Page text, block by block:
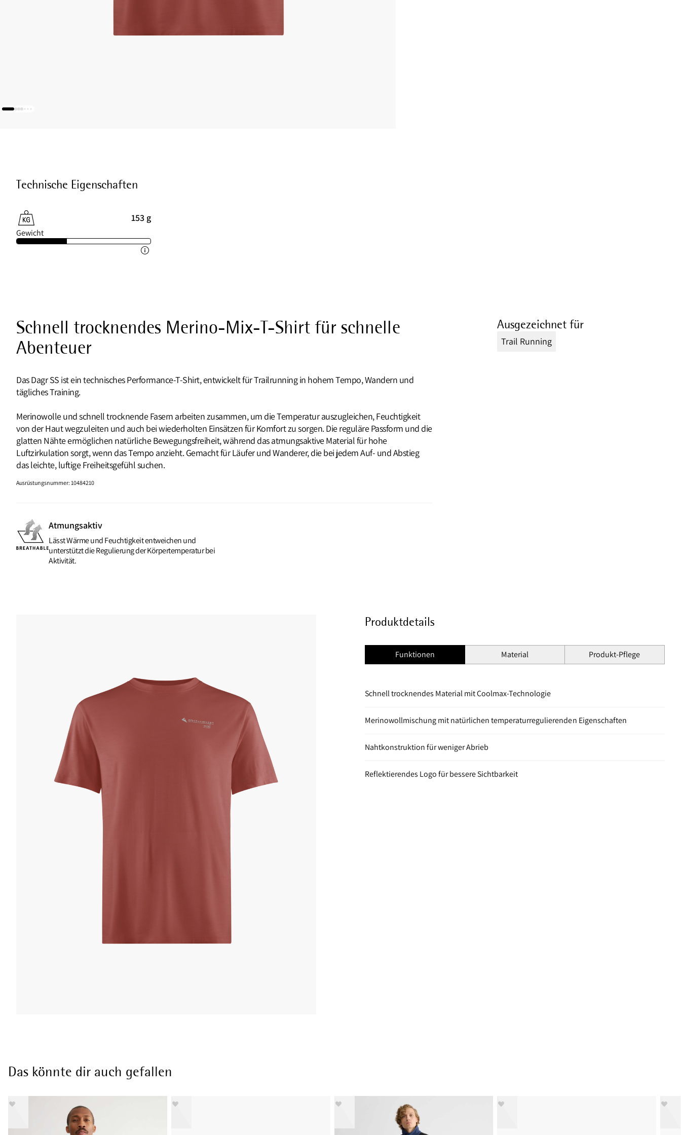
Technische Eigenschaften
153 g
Gewicht
Schnell trocknendes Merino-Mix-T-Shirt für schnelle
Abenteuer
Das Dagr SS ist ein technisches Performance-T-Shirt, entwickelt für Trailrunning in hohem Tempo, Wandern und
tägliches Training.
Merinowolle und schnell trocknende Fasern arbeiten zusammen, um die Temperatur auszugleichen, Feuchtigkeit
von der Haut wegzuleiten und auch bei wiederholten Einsätzen für Komfort zu sorgen. Die reguläre Passform und die
glatten Nähte ermöglichen natürliche Bewegungsfreiheit, während das atmungsaktive Material für hohe
Luftzirkulation sorgt, wenn das Tempo anzieht. Gemacht für Läufer und Wanderer, die bei jedem Auf- und Abstieg
das leichte, luftige Freiheitsgefühl suchen.
Ausrüstungsnummer: 10484210
Atmungsaktiv
Lässt Wärme und Feuchtigkeit entweichen und
unterstützt die Regulierung der Körpertemperatur bei
Aktivität.
Ausgezeichnet für
Trail Running
Produktdetails
Funktionen Material Produkt-Pflege
Schnell trocknendes Material mit Coolmax-Technologie
Merinowollmischung mit natürlichen temperaturregulierenden Eigenschaften
Nahtkonstruktion für weniger Abrieb
Reflektierendes Logo für bessere Sichtbarkeit
Das könnte dir auch gefallen